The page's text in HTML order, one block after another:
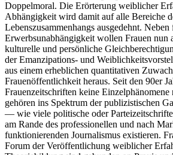
Doppelmoral. Die Erörterung weiblicher
Abhängigkeit wird damit auf alle Bereiche
Lebenszusammenhangs ausgedehnt.
Erwerbsunabhängigkeit wollen Frauen nun
kulturelle und persönliche
der Emanzipations- und
aus einem erheblichen quantitativen
Frauenöffentlichkeit heraus. Seit den 90er
Frauenzeitschriften keine Einzelphänomene
gehören ins Spektrum der publizistischen
— wie viele politische oder
am Rande des professionellen und nach
funktionierenden Journalismus existieren.
Forum der Veröffentlichung weiblicher